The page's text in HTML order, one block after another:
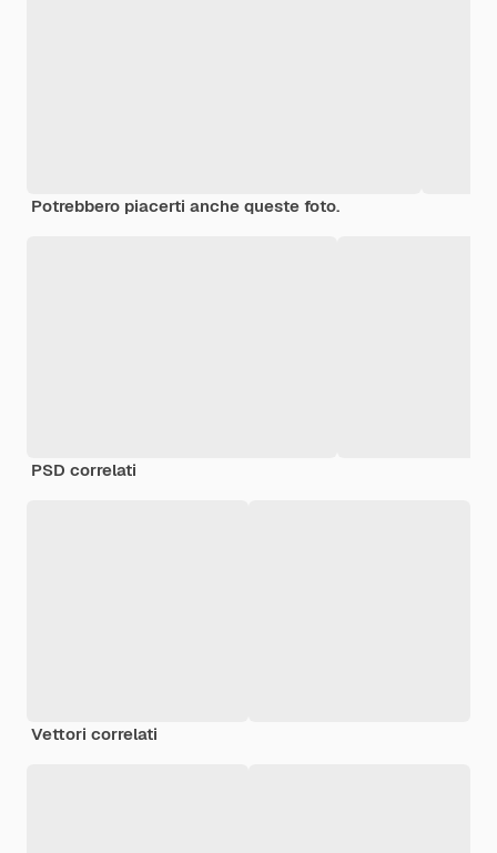
Potrebbero piacerti anche queste foto.
PSD correlati
Vettori correlati